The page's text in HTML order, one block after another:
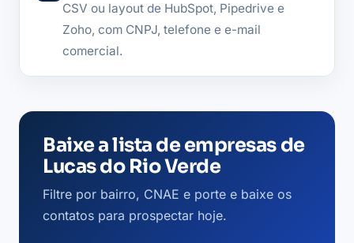
CSV ou layout de HubSpot, Pipedrive e
Zoho, com CNPJ, telefone e e-mail
comercial.
Baixe a lista de empresas de
Lucas do Rio Verde
Filtre por bairro, CNAE e porte e baixe os
contatos para prospectar hoje.